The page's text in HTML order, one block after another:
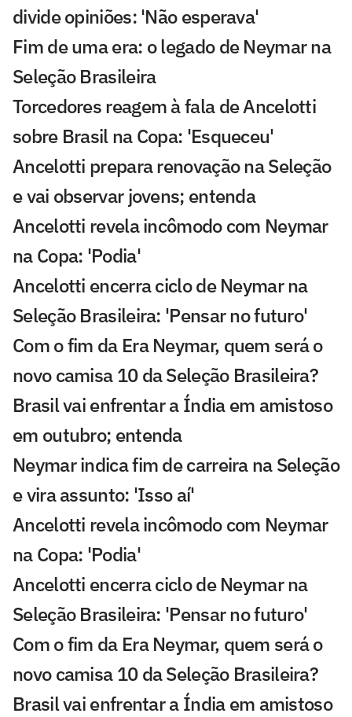
divide opiniões: 'Não esperava'
Fim de uma era: o legado de Neymar na
Seleção Brasileira
Torcedores reagem à fala de Ancelotti
sobre Brasil na Copa: 'Esqueceu'
Ancelotti prepara renovação na Seleção
e vai observar jovens; entenda
Ancelotti revela incômodo com Neymar
na Copa: 'Podia'
Ancelotti encerra ciclo de Neymar na
Seleção Brasileira: 'Pensar no futuro'
Com o fim da Era Neymar, quem será o
novo camisa 10 da Seleção Brasileira?
Brasil vai enfrentar a Índia em amistoso
em outubro; entenda
Neymar indica fim de carreira na Seleção
e vira assunto: 'Isso aí'
Ancelotti revela incômodo com Neymar
na Copa: 'Podia'
Ancelotti encerra ciclo de Neymar na
Seleção Brasileira: 'Pensar no futuro'
Com o fim da Era Neymar, quem será o
novo camisa 10 da Seleção Brasileira?
Brasil vai enfrentar a Índia em amistoso